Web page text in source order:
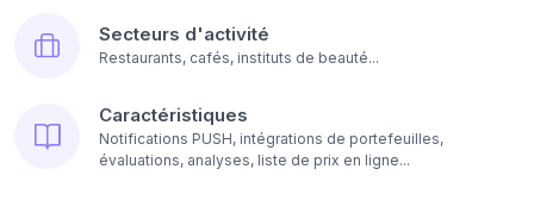
Secteurs d'activité
Restaurants, cafés, instituts de beauté...
Caractéristiques
Notifications PUSH, intégrations de portefeuilles,
évaluations, analyses, liste de prix en ligne...